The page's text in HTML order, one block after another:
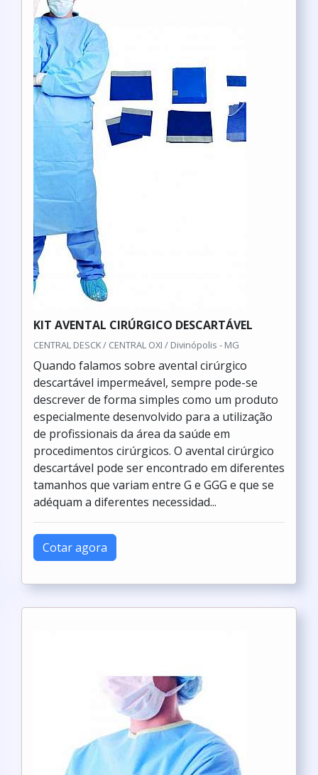
KIT AVENTAL CIRÚRGICO DESCARTÁVEL
CENTRAL DESCK / CENTRAL OXI / Divinópolis - MG
Quando falamos sobre avental cirúrgico
descartável impermeável, sempre pode-se
descrever de forma simples como um produto
especialmente desenvolvido para a utilização
de profissionais da área da saúde em
procedimentos cirúrgicos. O avental cirúrgico
descartável pode ser encontrado em diferentes
tamanhos que variam entre G e GGG e que se
adéquam a diferentes necessidad...
Cotar agora